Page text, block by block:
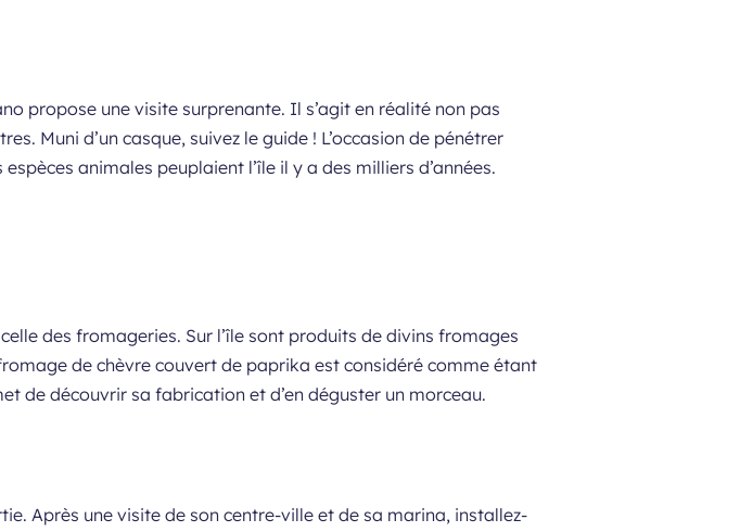
propose une visite surprenante. Il s’agit en réalité non pas
Muni d’un casque, suivez le guide ! L’occasion de pénétrer
animales peuplaient l’île il y a des milliers d’années.
des fromageries. Sur l’île sont produits de divins fromages
de chèvre couvert de paprika est considéré comme étant
de découvrir sa fabrication et d’en déguster un morceau.
Après une visite de son centre-ville et de sa marina, installez-